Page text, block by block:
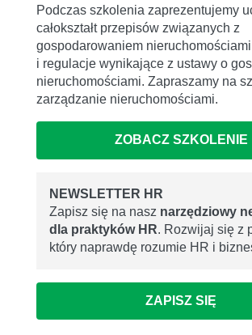
Podczas szkolenia zaprezentujemy
całokształt przepisów związanych z
gospodarowaniem
i regulacje wynikające z ustawy o
nieruchomościami. Zapraszamy na
zarządzanie nieruchomościami.
ZOBACZ SZKOLENIE
NEWSLETTER HR
Zapisz się na nasz narzędziowy
dla praktyków HR. Rozwijaj się z
który naprawdę rozumie HR i
ZAPISZ SIĘ